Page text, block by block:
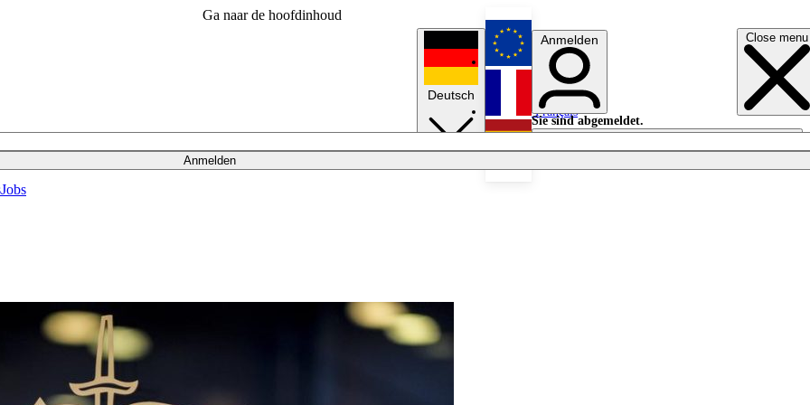
Ga naar de hoofdinhoud
Close menu
Anmelden
Jobs
Deutsch
English
Français
Anmelden
Sie sind abgemeldet.
Anmelden
Licht aus